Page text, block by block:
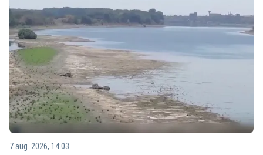
7 aug. 2026, 14:03